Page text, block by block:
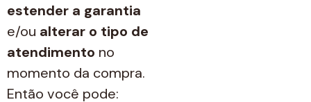
estender a garantia
e/ou alterar o tipo de
atendimento no
momento da compra.
Então você pode: